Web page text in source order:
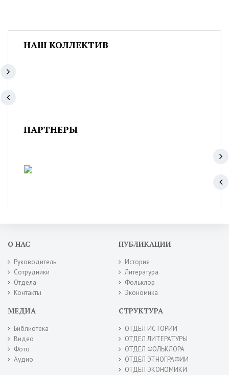
НАШ КОЛЛЕКТИВ
ПАРТНЕРЫ
О НАС
Руководитель
Сотрудники
Отдела
Контакты
ПУБЛИКАЦИИ
История
Литература
Фольклор
Экономика
МЕДИА
Библиотека
Видео
Фото
Аудио
СТРУКТУРА
ОТДЕЛ ИСТОРИИ
ОТДЕЛ ЛИТЕРАТУРЫ
ОТДЕЛ ФОЛЬКЛОРА
ОТДЕЛ ЭТНОГРАФИИ
ОТДЕЛ ЭКОНОМИКИ